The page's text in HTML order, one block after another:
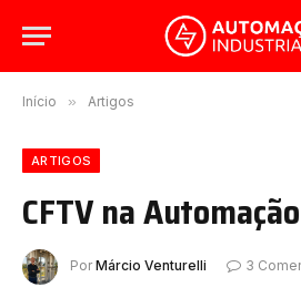
Início » Artigos
ARTIGOS
CFTV na
Por Márcio Venturelli 3